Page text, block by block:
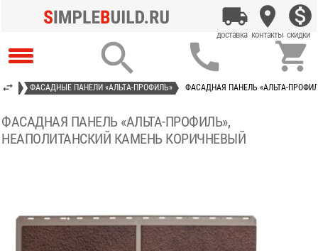
  
ФАСАДНЫЕ ПАНЕЛИ «АЛЬТА-ПРОФИЛЬ» ФАСАДНАЯ ПАНЕЛЬ «АЛЬТА-
ФАСАДНАЯ ПАНЕЛЬ «АЛЬТА-ПРОФИЛЬ»,
НЕАПОЛИТАНСКИЙ КАМЕНЬ КОРИЧНЕВЫЙ